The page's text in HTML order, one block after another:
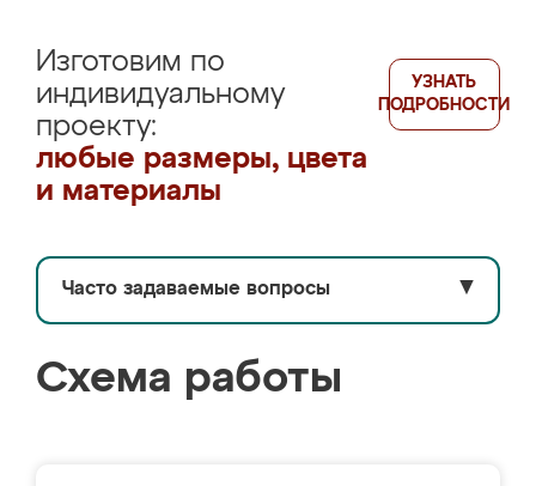
Изготовим по
индивидуальному
проекту:
любые размеры, цвета
и материалы
УЗНАТЬ
ПОДРОБНОСТИ
Часто задаваемые вопросы ▼
Схема работы